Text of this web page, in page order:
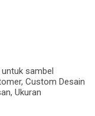
sambel
Custom Desain
Ukuran